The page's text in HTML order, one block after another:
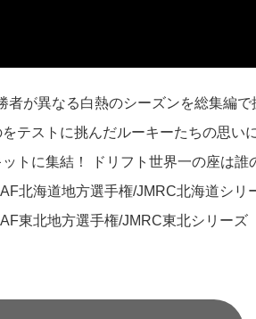
が異なる白熱のシーズンを総集編で
テストに挑んだルーキーたちの思い
トに集結！ ドリフト世界一の座は誰
北海道地方選手権/JMRC北海道シリ
東北地方選手権/JMRC東北シリーズ